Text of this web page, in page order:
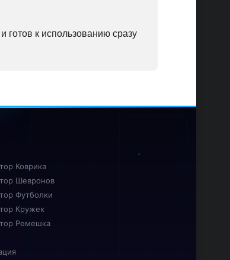
готов к использованию сразу
Коврика
Шевронов
Футболки
Кружек
Ремешка